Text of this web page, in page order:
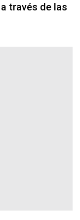
través de las